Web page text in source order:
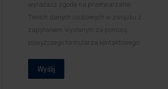
wyrażasz zgodę na przetwarzanie
Twoich danych osobowych w związku z
zapytaniem wysłanym za pomocą
powyższego formularza kontaktowego
Wyślij